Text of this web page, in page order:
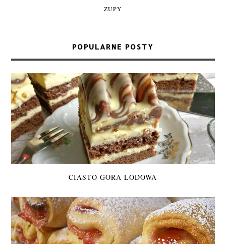
ZUPY
POPULARNE POSTY
CIASTO GÓRA LODOWA